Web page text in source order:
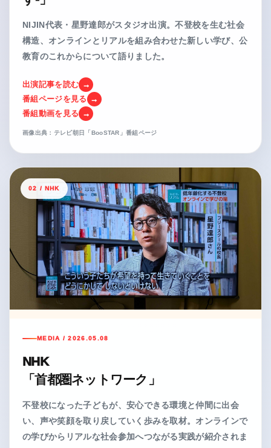
NIJIN代表・星野達郎がスタジオ出演。不登校を生む社会
構造、オンラインとリアルを組み合わせた新しい学び、公
教育のこれからについて語りました。
出演記事を読む
番組ページを見る
番組動画を見る
画像出典：テレビ朝日「BooSTAR」番組ページ
02 / NHK
MEDIA / 2026.05.08
NHK
「首都圏ネットワーク」
不登校になった子どもが、安心できる環境と仲間に出会
い、声や笑顔を取り戻していく歩みを取材。オンラインで
の学びからリアルな社会参加へつながる実践が紹介されま